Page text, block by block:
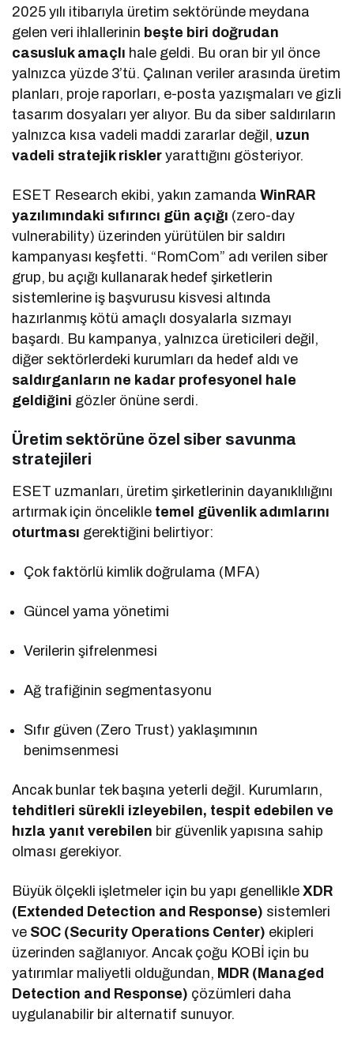
2025 yılı itibarıyla üretim sektöründe meydana
gelen veri ihlallerinin beşte biri doğrudan
casusluk amaçlı hale geldi. Bu oran bir yıl önce
yalnızca yüzde 3’tü. Çalınan veriler arasında üretim
planları, proje raporları, e-posta yazışmaları ve gizli
tasarım dosyaları yer alıyor. Bu da siber saldırıların
yalnızca kısa vadeli maddi zararlar değil, uzun
vadeli stratejik riskler yarattığını gösteriyor.
ESET Research ekibi, yakın zamandaWinRAR
yazılımındaki sıfırıncı gün açığı (zero-day
vulnerability) üzerinden yürütülen bir saldırı
kampanyası keşfetti. “RomCom” adı verilen siber
grup, bu açığı kullanarak hedef şirketlerin
sistemlerine iş başvurusu kisvesi altında
hazırlanmış kötü amaçlı dosyalarla sızmayı
başardı. Bu kampanya, yalnızca üreticileri değil,
diğer sektörlerdeki kurumları da hedef aldı ve
saldırganların ne kadar profesyonel hale
geldiğini gözler önüne serdi.
Üretim sektörüne özel siber savunma
stratejileri
ESET uzmanları, üretim şirketlerinin dayanıklılığını
artırmak için öncelikle temel güvenlik adımlarını
oturtması gerektiğini belirtiyor:
Çok faktörlü kimlik doğrulama (MFA)
Güncel yama yönetimi
Verilerin şifrelenmesi
Ağ trafiğinin segmentasyonu
Sıfır güven (Zero Trust) yaklaşımının
benimsenmesi
Ancak bunlar tek başına yeterli değil. Kurumların,
tehditleri sürekli izleyebilen, tespit edebilen ve
hızla yanıt verebilen bir güvenlik yapısına sahip
olması gerekiyor.
Büyük ölçekli işletmeler için bu yapı genellikleXDR
(Extended Detection and Response) sistemleri
ve SOC (Security Operations Center) ekipleri
üzerinden sağlanıyor. Ancak çoğu KOBİ için bu
yatırımlar maliyetli olduğundan, MDR (Managed
Detection and Response) çözümleri daha
uygulanabilir bir alternatif sunuyor.